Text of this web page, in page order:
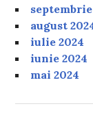
septembrie
august
iulie 2024
iunie 2024
mai 2024